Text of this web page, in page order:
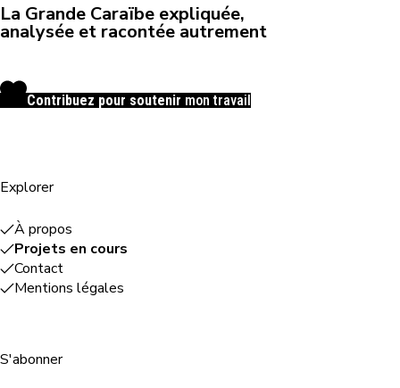
La Grande Caraïbe expliquée,
analysée et racontée autrement
Contribuez pour soutenir mon travail
Explorer
À propos
Projets en cours
Contact
Mentions légales
S'abonner